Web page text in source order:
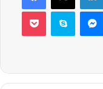
Pocket Skype